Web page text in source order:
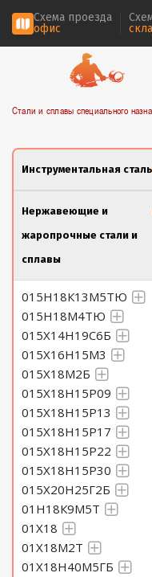
Схема проезда
офис
Стали и сплавы специального
Инструментальная сталь
Нержавеющие и
жаропрочные стали и
сплавы
015Н18К13М5ТЮ
015Н18М4ТЮ
015Х14Н19С6Б
015Х16Н15М3
015Х18М2Б
015Х18Н15Р09
015Х18Н15Р13
015Х18Н15Р17
015Х18Н15Р22
015Х18Н15Р30
015Х20Н25Г2Б
01Н18К9М5Т
01Х18
01Х18М2Т
01Х18Н40М5ГБ